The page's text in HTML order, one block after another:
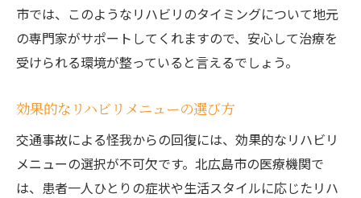
市では、このようなリハビリのタイミングについて地元
の専門家がサポートしてくれますので、安心して治療を
受けられる環境が整っていると言えるでしょう。
効果的なリハビリメニューの選び方
交通事故による怪我からの回復には、効果的なリハビリ
メニューの選択が不可欠です。北広島市の医療機関で
は、患者一人ひとりの症状や生活スタイルに応じたリハ